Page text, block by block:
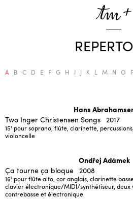
MUSICAL TERRITORIES
THE
PASSED
AUDIO/
WHAT’S ON
A B C D E F G H I J K L M N O
Hans
Two Inger Christensen Songs 2017
15' pour soprano, flûte, clarinette,
violoncelle
Ondřej Adámek
Ça tourne ça bloque 2008
16' pour flûte alto, cor anglais, clarinette
clavier électronique/MIDI/synthétiseur, deux
contrebasse et électronique